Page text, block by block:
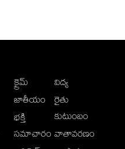
క్రైమ్
జాతీయం
భక్తి
సమాచారం
విద్య
రైతు
కుటుంబం
వాతావరణం